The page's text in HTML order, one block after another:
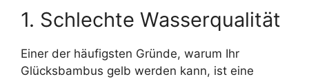
1. Schlechte Wasserqualität
Einer der häufigsten Gründe, warum Ihr
Glücksbambus gelb werden kann, ist eine